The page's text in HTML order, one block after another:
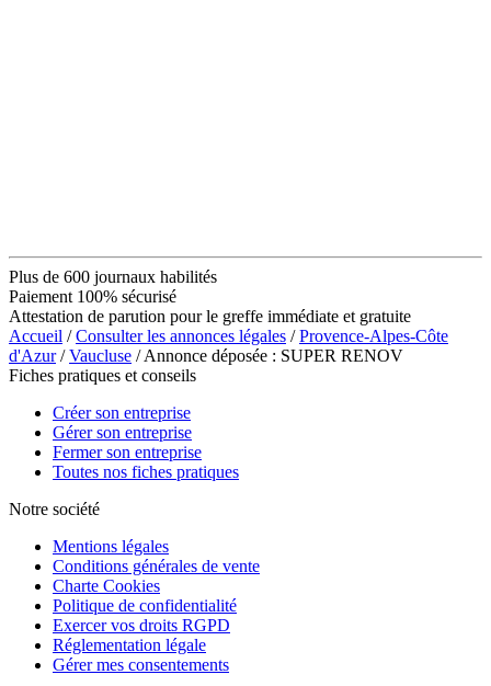
Plus de 600 journaux habilités
Paiement 100% sécurisé
Attestation de parution pour le greffe immédiate et gratuite
Accueil /Consulter les annonces légales /Provence-Alpes-Côte
d'Azur/Vaucluse / Annonce déposée : SUPER RENOV
Fiches pratiques et conseils
Créer son entreprise
Gérer son entreprise
Fermer son entreprise
Toutes nos fiches pratiques
Notre société
Mentions légales
Conditions générales de vente
Charte Cookies
Politique de confidentialité
Exercer vos droits RGPD
Réglementation légale
Gérer mes consentements